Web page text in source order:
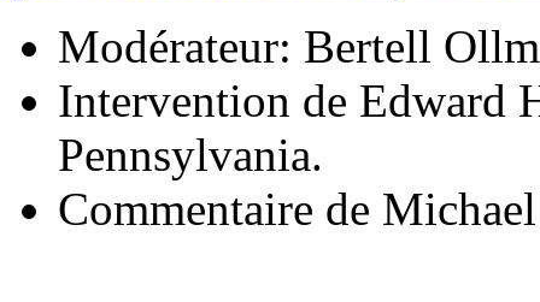
Modérateur: Bertell
Intervention de Edward
Pennsylvania.
Commentaire de